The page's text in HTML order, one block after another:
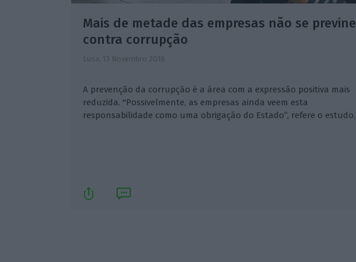
Mais de metade das empresas não se previne
contra corrupção
Lusa, 13 Novembro 2018
A prevenção da corrupção é a área com a expressão positiva mais
reduzida. "Possivelmente, as empresas ainda veem esta
responsabilidade como uma obrigação do Estado”, refere o estudo.